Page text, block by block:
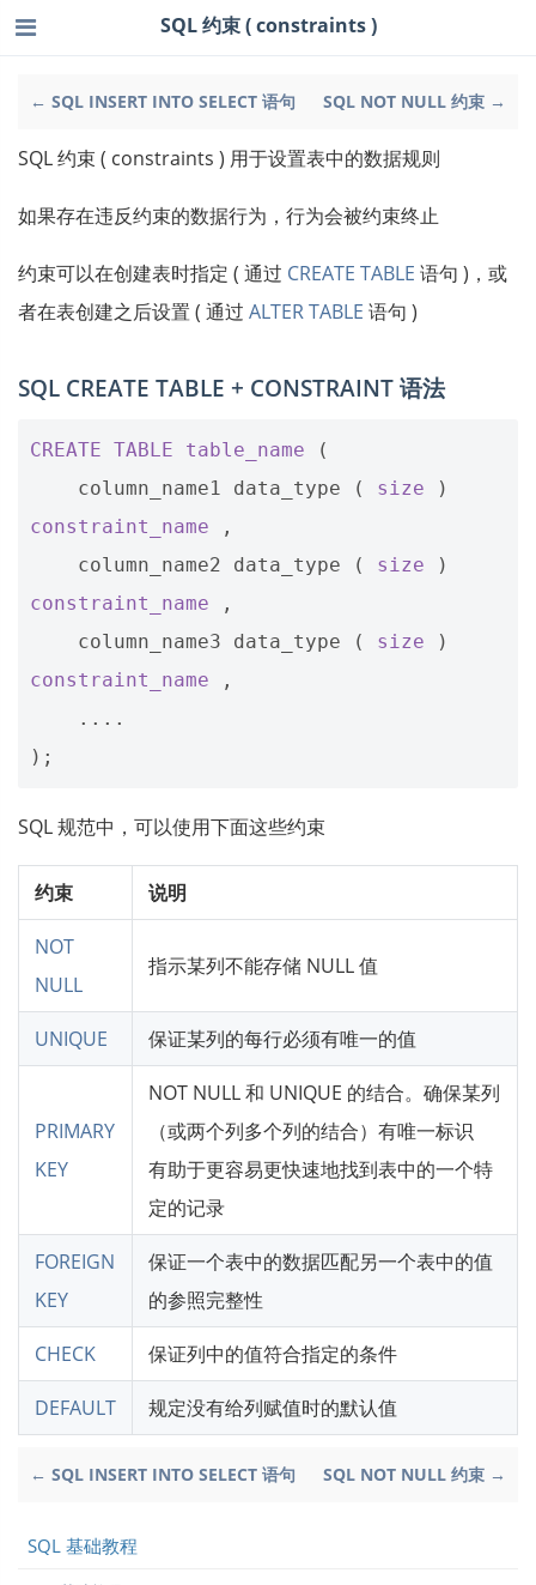
← SQL INSERT INTO SELECT 语句 SQL NOT NULL 约束 →
SQL 约束 ( constraints )
SQL 约束 ( constraints ) 用于设置表中的数据规则
如果存在违反约束的数据行为，行为会被约束终止
约束可以在创建表时指定 ( 通过 CREATE TABLE 语句 )，或
者在表创建之后设置 ( 通过 ALTER TABLE 语句 )
SQL CREATE TABLE + CONSTRAINT 语法
CREATE TABLE table_name
(
column_name1
data_type ( size
)
constraint_name
,
column_name2
data_type ( size
)
constraint_name
,
column_name3
data_type ( size
)
constraint_name
,
....
);
SQL 规范中，可以使用下面这些约束
约束 说明
NOT
NULL
指示某列不能存储 NULL 值
UNIQUE 保证某列的每行必须有唯一的值
PRIMARY
KEY
NOT NULL 和 UNIQUE 的结合。确保某列
（或两个列多个列的结合）有唯一标识
有助于更容易更快速地找到表中的一个特
定的记录
FOREIGN
KEY
保证一个表中的数据匹配另一个表中的值
的参照完整性
CHECK 保证列中的值符合指定的条件
DEFAULT 规定没有给列赋值时的默认值
← SQL INSERT INTO SELECT 语句 SQL NOT NULL 约束 →
SQL 基础教程